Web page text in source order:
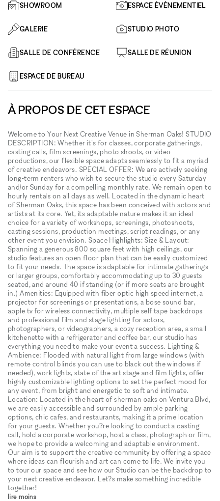
SHOWROOM ESPACE ÉVÉNEMENTIEL
GALERIE STUDIO PHOTO
SALLE DE CONFÉRENCE SALLE DE RÉUNION
ESPACE DE BUREAU
À PROPOS DE CET ESPACE
Welcome to Your Next Creative Venue in Sherman Oaks! STUDIO
DESCRIPTION: Whether it's for classes, corporate gatherings,
casting calls, film screenings, photo shoots, or video
productions, our flexible space adapts seamlessly to fit a myriad
of creative endeavors. SPECIAL OFFER: We are actively seeking
long-term renters who wish to secure the studio every Saturday
and/or Sunday for a compelling monthly rate. We remain open to
hourly rentals on all days as well. Located in the dynamic heart
of Sherman Oaks, this space has been conceived with actors and
artists at its core. Yet, its adaptable nature makes it an ideal
choice for a variety of workshops, screenings, photoshoots,
casting sessions, production meetings, script readings, or any
other event you envision. Space Highlights: Size & Layout:
Spanning a generous 800 square feet with high ceilings, our
studio features an open floor plan that can be easily customized
to fit your needs. The space is adaptable for intimate gatherings
or larger groups, comfortably accommodating up to 30 guests
seated, and around 40 if standing (or if more seats are brought
in.) Amenities: Equipped with fiber optic high speed internet, a
projector for screenings or presentations, a bose sound bar,
apple tv for wireless connectivity, multiple self tape backdrops
and professional film and stage lighting for actors,
photographers, or videographers, a cozy reception area, a small
kitchenette with a refrigerator and coffee bar, our studio has
everything you need to make your event a success. Lighting &
Ambience: Flooded with natural light from large windows (with
remote control blinds you can use to black out the windows if
needed), work lights, state of the art stage and film lights, offer
highly customizable lighting options to set the perfect mood for
any event, from bright and energetic to soft and intimate.
Location: Located in the heart of sherman oaks on Ventura Blvd,
we are easily accessible and surrounded by ample parking
options, chic cafes, and restaurants, making it a prime location
for your guests. Whether you?re looking to conduct a casting
call, hold a corporate workshop, host a class, photograph or film,
we hope to provide a welcoming and adaptable environment.
Our aim is to support the creative community by offering a space
where ideas can flourish and art can come to life. We invite you
to tour our space and see how our Studio can be the backdrop to
your next creative endeavor. Let?s make something incredible
together!
lire moins